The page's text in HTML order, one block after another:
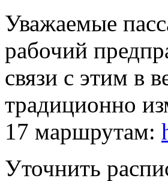
Уважаемые
рабочий
связи с этим в
традиционно
17 маршрутам:
Уточнить